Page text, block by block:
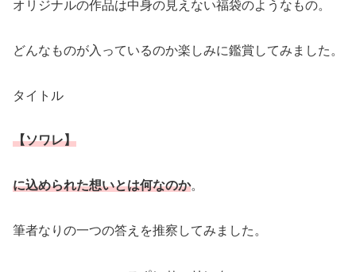
オリジナルの作品は中身の見えない福袋のようなもの。
どんなものが入っているのか楽しみに鑑賞してみました。
タイトル
【ソワレ】
に込められた想いとは何なのか。
筆者なりの一つの答えを推察してみました。